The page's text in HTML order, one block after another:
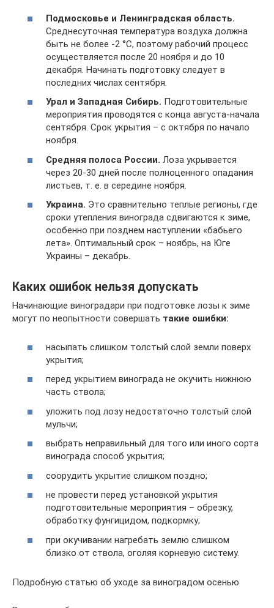
Подмосковье и Ленинградская область.
Среднесуточная температура воздуха должна
быть не более -2 °C, поэтому рабочий процесс
осуществляется после 20 ноября и до 10
декабря. Начинать подготовку следует в
последних числах сентября.
Урал и Западная Сибирь. Подготовительные
мероприятия проводятся с конца августа-начала
сентября. Срок укрытия – с октября по начало
ноября.
Средняя полоса России. Лоза укрывается
через 20-30 дней после полноценного опадания
листьев, т. е. в середине ноября.
Украина. Это сравнительно теплые регионы, где
сроки утепления винограда сдвигаются к зиме,
особенно при позднем наступлении «бабьего
лета». Оптимальный срок – ноябрь, на Юге
Украины – декабрь.
Каких ошибок нельзя допускать
Начинающие виноградари при подготовке лозы к зиме
могут по неопытности совершать такие ошибки:
насыпать слишком толстый слой земли поверх
укрытия;
перед укрытием винограда не окучить нижнюю
часть ствола;
уложить под лозу недостаточно толстый слой
мульчи;
выбрать неправильный для того или иного сорта
винограда способ укрытия;
соорудить укрытие слишком поздно;
не провести перед установкой укрытия
подготовительные мероприятия – обрезку,
обработку фунгицидом, подкормку;
при окучивании нагребать землю слишком
близко от ствола, оголяя корневую систему.
Подробную статью об уходе за виноградом осенью